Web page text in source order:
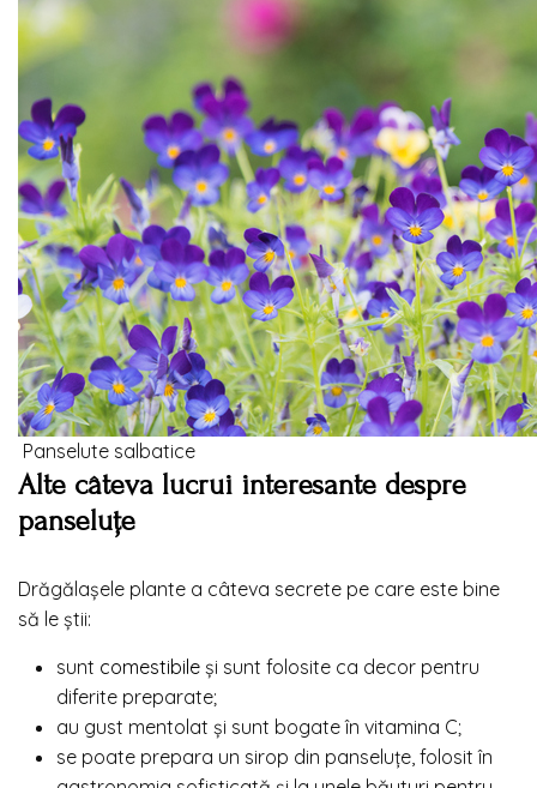
Panselute salbatice
Alte câteva lucrui interesante despre
panseluțe
Drăgălașele plante a câteva secrete pe care este bine
să le știi:
sunt comestibile și sunt folosite ca decor pentru
diferite preparate;
au gust mentolat și sunt bogate în vitamina C;
se poate prepara un sirop din panseluțe, folosit în